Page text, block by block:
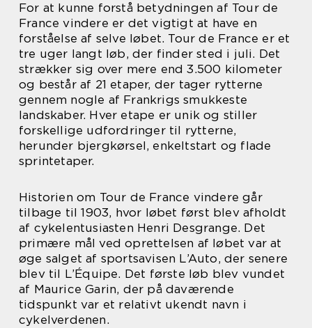
For at kunne forstå betydningen af Tour de
France vindere er det vigtigt at have en
forståelse af selve løbet. Tour de France er et
tre uger langt løb, der finder sted i juli. Det
strækker sig over mere end 3.500 kilometer
og består af 21 etaper, der tager rytterne
gennem nogle af Frankrigs smukkeste
landskaber. Hver etape er unik og stiller
forskellige udfordringer til rytterne,
herunder bjergkørsel, enkeltstart og flade
sprintetaper.
Historien om Tour de France vindere går
tilbage til 1903, hvor løbet først blev afholdt
af cykelentusiasten Henri Desgrange. Det
primære mål ved oprettelsen af løbet var at
øge salget af sportsavisen L’Auto, der senere
blev til L’Équipe. Det første løb blev vundet
af Maurice Garin, der på daværende
tidspunkt var et relativt ukendt navn i
cykelverdenen.